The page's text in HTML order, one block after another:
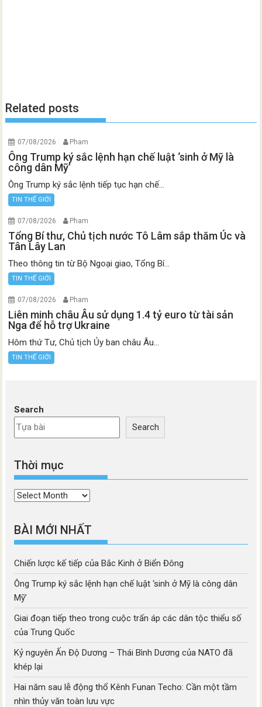
Related posts
07/08/2026 Pham
Ông Trump ký sắc lệnh hạn chế luật ‘sinh ở Mỹ là
công dân Mỹ’
Ông Trump ký sắc lệnh tiếp tục hạn chế...
TIN THẾ GIỚI
07/08/2026 Pham
Tổng Bí thư, Chủ tịch nước Tô Lâm sắp thăm Úc và
Tân Lây Lan
Theo thông tin từ Bộ Ngoại giao, Tổng Bí...
TIN THẾ GIỚI
07/08/2026 Pham
Liên minh châu Âu sử dụng 1.4 tỷ euro từ tài sản
Nga để hỗ trợ Ukraine
Hôm thứ Tư, Chủ tịch Ủy ban châu Âu...
TIN THẾ GIỚI
Search
Search
Thời mục
Thời
BÀI MỚI NHẤT
Chiến lược kế tiếp của Bắc Kinh ở Biển Đông
Ông Trump ký sắc lệnh hạn chế luật ‘sinh ở Mỹ là công dân
Mỹ’
Giai đoạn tiếp theo trong cuộc trấn áp các dân tộc thiểu số
của Trung Quốc
Kỷ nguyên Ấn Độ Dương – Thái Bình Dương của NATO đã
khép lại
Hai năm sau lễ động thổ Kênh Funan Techo: Cần một tầm
nhìn thủy văn toàn lưu vực